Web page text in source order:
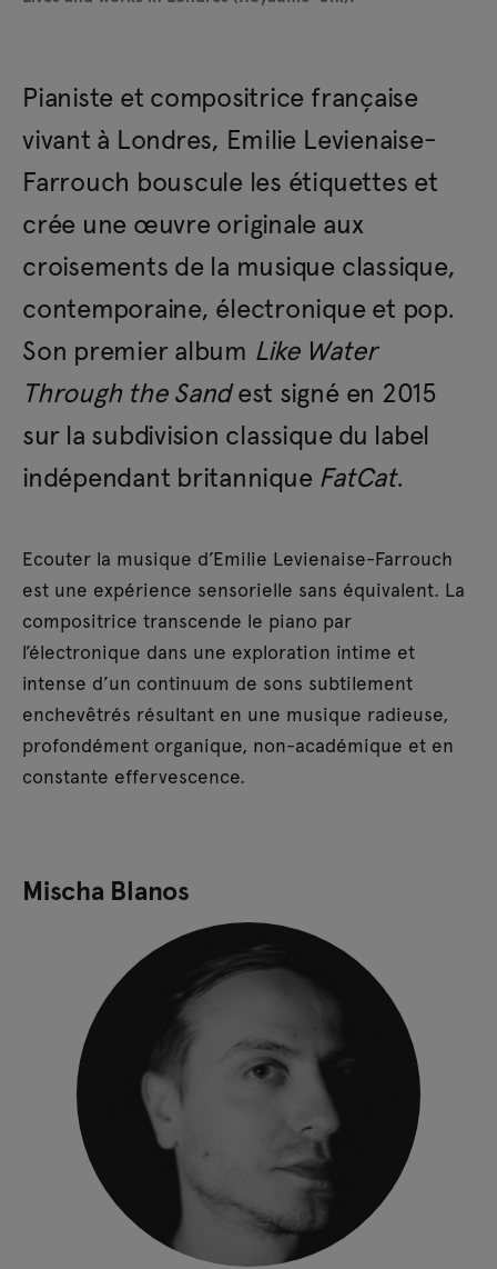
Pianiste et compositrice française
vivant à Londres, Emilie Levienaise-
Farrouch bouscule les étiquettes et
crée une œuvre originale aux
croisements de la musique classique,
contemporaine, électronique et pop.
Son premier album Like Water
Through the Sandest signé en 2015
sur la subdivision classique du label
indépendant britannique FatCat.
Ecouter la musique d’Emilie Levienaise-Farrouch
est une expérience sensorielle sans équivalent. La
compositrice transcende le piano par
l’électronique dans une exploration intime et
intense d’un continuum de sons subtilement
enchevêtrés résultant en une musique radieuse,
profondément organique, non-académique et en
constante effervescence.
Mischa Blanos